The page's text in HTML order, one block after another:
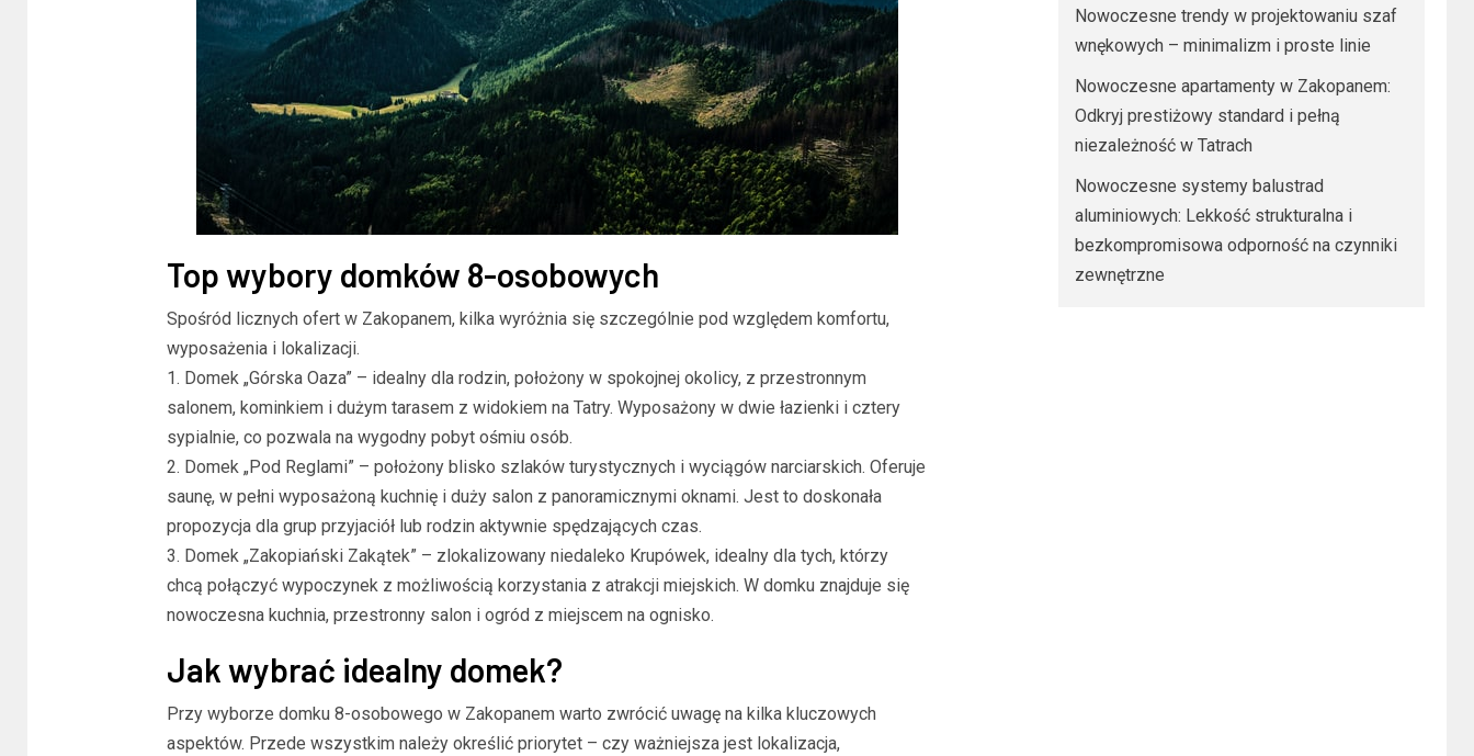
Top wybory domków 8-osobowych
Spośród licznych ofert w Zakopanem, kilka wyróżnia się szczególnie pod względem komfortu,
wyposażenia i lokalizacji.
1. Domek „Górska Oaza” – idealny dla rodzin, położony w spokojnej okolicy, z przestronnym
salonem, kominkiem i dużym tarasem z widokiem na Tatry. Wyposażony w dwie łazienki i cztery
sypialnie, co pozwala na wygodny pobyt ośmiu osób.
2. Domek „Pod Reglami” – położony blisko szlaków turystycznych i wyciągów narciarskich. Oferuje
saunę, w pełni wyposażoną kuchnię i duży salon z panoramicznymi oknami. Jest to doskonała
propozycja dla grup przyjaciół lub rodzin aktywnie spędzających czas.
3. Domek „Zakopiański Zakątek” – zlokalizowany niedaleko Krupówek, idealny dla tych, którzy
chcą połączyć wypoczynek z możliwością korzystania z atrakcji miejskich. W domku znajduje się
nowoczesna kuchnia, przestronny salon i ogród z miejscem na ognisko.
Jak wybrać idealny domek?
Przy wyborze domku 8-osobowego w Zakopanem warto zwrócić uwagę na kilka kluczowych
aspektów. Przede wszystkim należy określić priorytet – czy ważniejsza jest lokalizacja,
Nowoczesne trendy w projektowaniu szaf
wnękowych – minimalizm i proste linie
Nowoczesne apartamenty w Zakopanem:
Odkryj prestiżowy standard i pełną
niezależność w Tatrach
Nowoczesne systemy balustrad
aluminiowych: Lekkość strukturalna i
bezkompromisowa odporność na czynniki
zewnętrzne